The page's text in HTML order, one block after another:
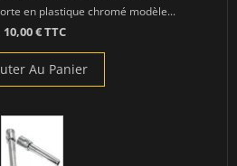
en plastique chromé modèle...
10,00 € TTC
Au Panier